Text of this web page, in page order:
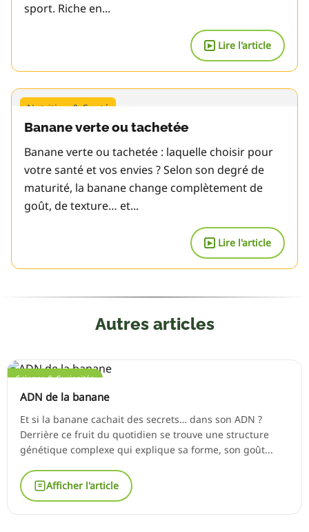
sport. Riche en...
▶ Lire l'article
Nutrition & Santé
Banane verte ou tachetée
Banane verte ou tachetée : laquelle choisir pour
votre santé et vos envies ? Selon son degré de
maturité, la banane change complètement de
goût, de texture… et...
▶ Lire l'article
Autres articles
Science & Curiosités
ADN de la banane
Et si la banane cachait des secrets… dans son ADN ?
Derrière ce fruit du quotidien se trouve une structure
génétique complexe qui explique sa forme, son goût...
Afficher l'article